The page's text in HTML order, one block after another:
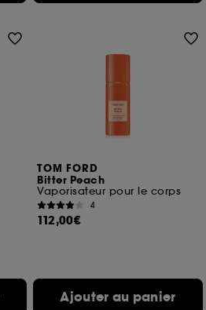
TOM FORD
Bitter Peach
Vaporisateur pour le corps
4
112,00€
Ajouter au panier